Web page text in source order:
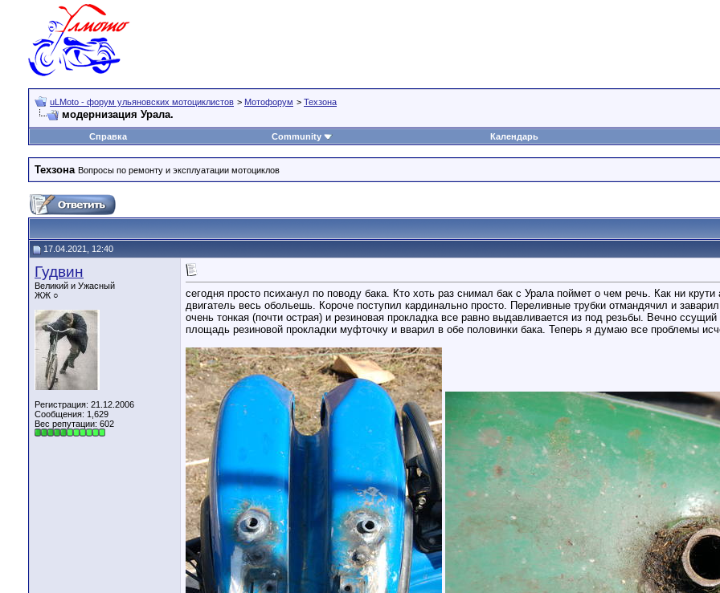
uLMoto - форум ульяновских мотоциклистов > Мотофорум > Техзона
модернизация Урала.
Справка Community Календарь
Техзона Вопросы по ремонту и эксплуатации мотоциклов
17.04.2021, 12:40
Гудвин
Великий и Ужасный
ЖЖ ○
Регистрация: 21.12.2006
Сообщения: 1,629
Вес репутации: 602
сегодня просто психанул по поводу бака. Кто хоть раз снимал бак с Урала поймет о чем речь. Как ни
двигатель весь обольешь. Короче поступил кардинально просто. Переливные трубки отмандячил и
очень тонкая (почти острая) и резиновая прокладка все равно выдавливается из под резьбы. Вечно
площадь резиновой прокладки муфточку и вварил в обе половинки бака. Теперь я думаю все проблемы